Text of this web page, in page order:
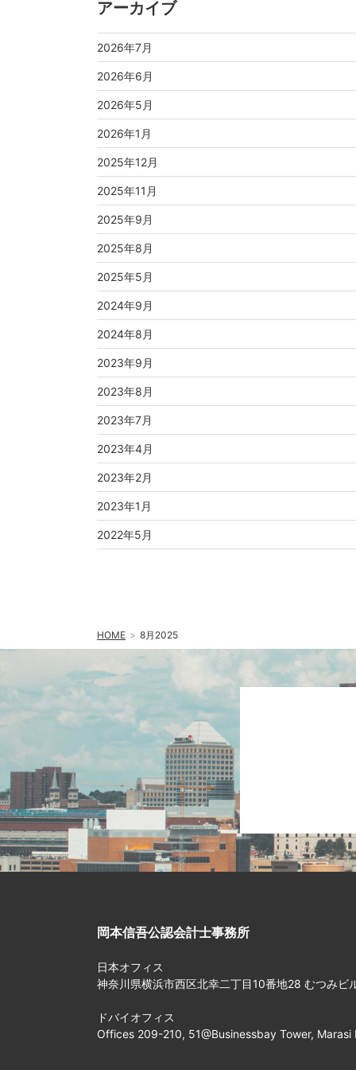
アーカイブ
2026年7月
2026年6月
2026年5月
2026年1月
2025年12月
2025年11月
2025年9月
2025年8月
2025年5月
2024年9月
2024年8月
2023年9月
2023年8月
2023年7月
2023年4月
2023年2月
2023年1月
2022年5月
HOME 8月2025
岡本信吾公認会計士事務所
日本オフィス
神奈川県横浜市西区北幸二丁目10番地28 むつみビ
ドバイオフィス
Offices 209-210, 51@Businessbay Tower, Marasi